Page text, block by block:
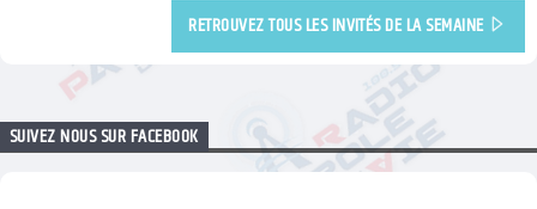
RETROUVEZ TOUS LES INVITÉS DE LA SEMAINE
SUIVEZ NOUS SUR FACEBOOK